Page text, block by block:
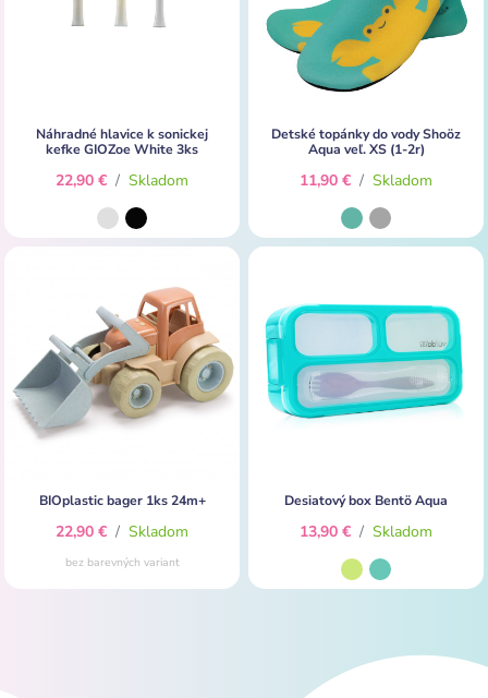
Náhradné hlavice k sonickej
kefke GIOZoe White 3ks
22,90 € / Skladom
Detské topánky do vody Shoöz
Aqua veľ. XS (1-2r)
11,90 € / Skladom
BIOplastic bager 1ks 24m+
22,90 € / Skladom
bez barevných variant
Desiatový box Bentö Aqua
13,90 € / Skladom